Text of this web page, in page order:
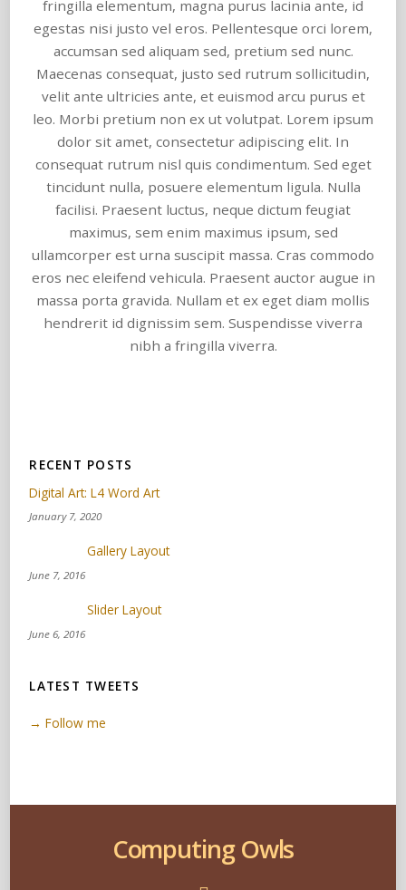
fringilla elementum, magna purus lacinia ante, id
egestas nisi justo vel eros. Pellentesque orci lorem,
accumsan sed aliquam sed, pretium sed nunc.
Maecenas consequat, justo sed rutrum sollicitudin,
velit ante ultricies ante, et euismod arcu purus et
leo. Morbi pretium non ex ut volutpat. Lorem ipsum
dolor sit amet, consectetur adipiscing elit. In
consequat rutrum nisl quis condimentum. Sed eget
tincidunt nulla, posuere elementum ligula. Nulla
facilisi. Praesent luctus, neque dictum feugiat
maximus, sem enim maximus ipsum, sed
ullamcorper est urna suscipit massa. Cras commodo
eros nec eleifend vehicula. Praesent auctor augue in
massa porta gravida. Nullam et ex eget diam mollis
hendrerit id dignissim sem. Suspendisse viverra
nibh a fringilla viverra.
RECENT POSTS
Digital Art: L4 Word Art
January 7, 2020
Gallery Layout
June 7, 2016
Slider Layout
June 6, 2016
LATEST TWEETS
→ Follow me
Computing Owls